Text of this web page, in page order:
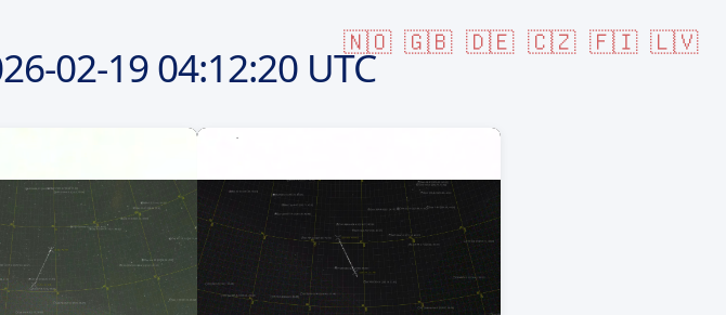
🇳🇴 🇬🇧 🇩🇪 🇨🇿 🇫🇮 🇱🇻
02-1904:12:20 UTC